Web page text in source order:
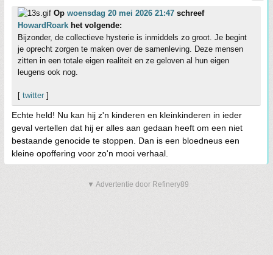
Op woensdag 20 mei 2026 21:47 schreef
HowardRoark het volgende:
Bijzonder, de collectieve hysterie is inmiddels zo groot. Je begint
je oprecht zorgen te maken over de samenleving. Deze mensen
zitten in een totale eigen realiteit en ze geloven al hun eigen
leugens ook nog.
[ twitter ]
Echte held! Nu kan hij z'n kinderen en kleinkinderen in ieder
geval vertellen dat hij er alles aan gedaan heeft om een niet
bestaande genocide te stoppen. Dan is een bloedneus een
kleine opoffering voor zo'n mooi verhaal.
▼ Advertentie door Refinery89